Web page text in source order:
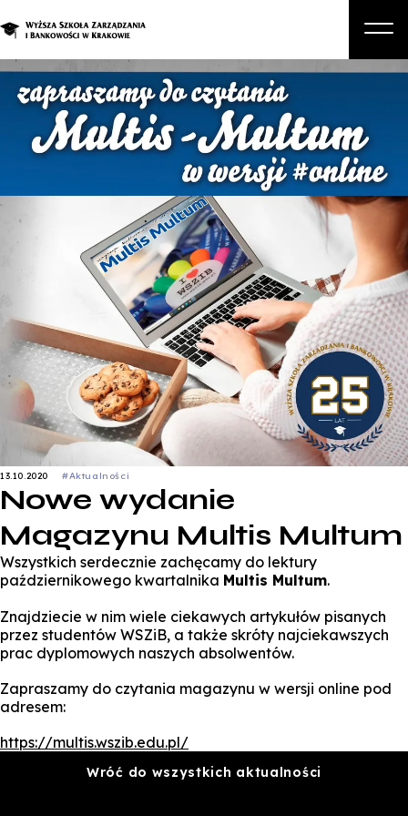
Studia
Studia podyplomowe i kursy
Kandydat
Student
Biznes
Zapisz się na studia
13.10.2020 #Aktualności
Nowe wydanie
Magazynu Multis Multum
Wszystkich serdecznie zachęcamy do lektury
październikowego kwartalnika Multis Multum.
Znajdziecie w nim wiele ciekawych artykułów pisanych
przez studentów WSZiB, a także skróty najciekawszych
prac dyplomowych naszych absolwentów.
Zapraszamy do czytania magazynu w wersji online pod
adresem:
https://multis.wszib.edu.pl/
Wróć do wszystkich aktualności